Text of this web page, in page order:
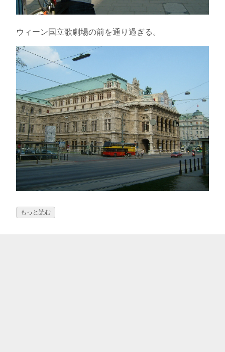
ウィーン国立歌劇場の前を通り過ぎる。
もっと読む